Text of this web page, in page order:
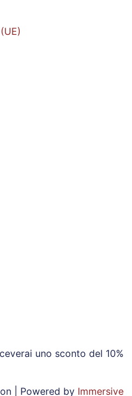
uno sconto del 10%
| Powered by Immersive